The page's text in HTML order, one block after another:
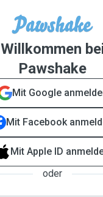
Willkommen
Pawshake
Mit Google
Mit Facebook
Mit Apple ID
oder